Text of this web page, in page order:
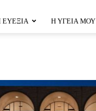
ΕΥΕΞΊΑ Η ΥΓΕΊΑ ΜΟΥ